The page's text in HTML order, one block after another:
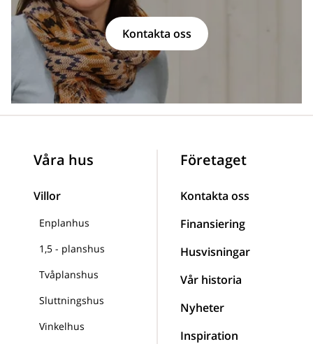
Kontakta oss
Våra hus
Villor
Enplanhus
1,5 - planshus
Tvåplanshus
Sluttningshus
Vinkelhus
Företaget
Kontakta oss
Finansiering
Husvisningar
Vår historia
Nyheter
Inspiration